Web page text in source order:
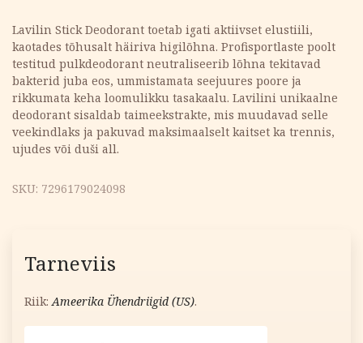
Lavilin Stick Deodorant toetab igati aktiivset elustiili,
kaotades tõhusalt häiriva higilõhna. Profisportlaste poolt
testitud pulkdeodorant neutraliseerib lõhna tekitavad
bakterid juba eos, ummistamata seejuures poore ja
rikkumata keha loomulikku tasakaalu. Lavilini unikaalne
deodorant sisaldab taimeekstrakte, mis muudavad selle
veekindlaks ja pakuvad maksimaalselt kaitset ka trennis,
ujudes või duši all.
SKU: 7296179024098
Tarneviis
Riik:Ameerika Ühendriigid (US).